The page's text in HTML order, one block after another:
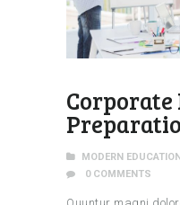
MODERN EDUCATION
0 COMMENTS